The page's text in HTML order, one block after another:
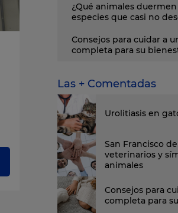
¿Qué animales
especies que casi no
Consejos para cuidar a
completa para su
Las + Comentadas
Urolitiasis en
San Francisco
veterinarios y
animales
Consejos para
completa para